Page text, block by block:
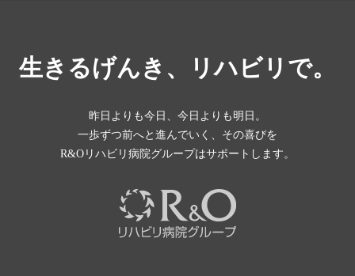
生きるげんき、リハビリで。
昨日よりも今日、今日よりも明日。
一歩ずつ前へと進んでいく、その喜びを
R&Oリハビリ病院グループはサポートします。